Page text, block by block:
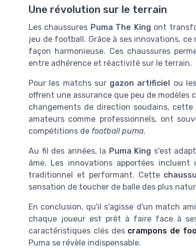
Une révolution sur le terrain
Les chaussures Puma The King ont
jeu de football. Grâce à ses innovations,
façon harmonieuse. Ces chaussures
entre adhérence et réactivité sur le terrain.
Pour les matchs sur gazon artificiel ou
offrent une assurance que peu de modèles
changements de direction soudains,
amateurs comme professionnels, ont
compétitions de football puma.
Au fil des années, la Puma King s'est
âme. Les innovations apportées
traditionnel et performant. Cette
sensation de toucher de balle des plus
En conclusion, qu'il s'agisse d'un match
chaque joueur est prêt à faire face à
caractéristiques clés des crampons de
Puma se révèle indispensable.